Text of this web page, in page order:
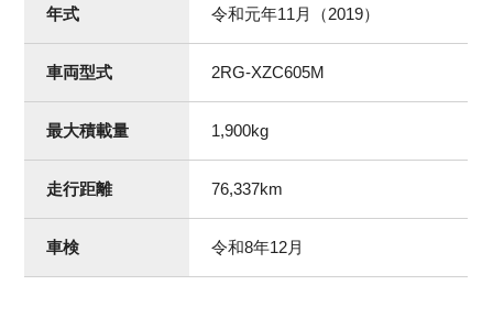
年式 令和元年11月（2019）
車両型式 2RG-XZC605M
最大積載量 1,900kg
走行距離 76,337km
車検 令和8年12月